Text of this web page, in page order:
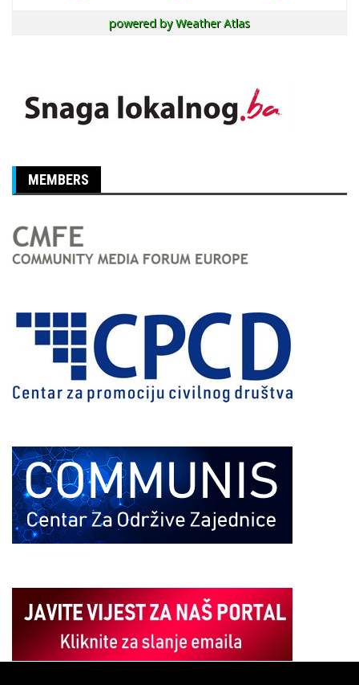
powered byWeather Atlas
MEMBERS